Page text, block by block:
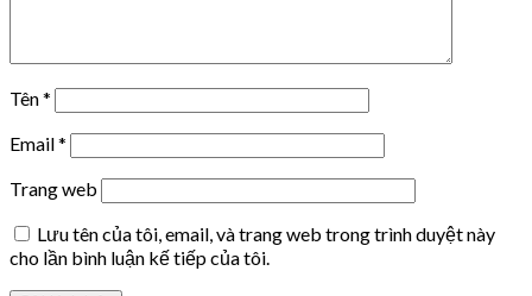
Tên*
Email*
Trang web
Lưu tên của tôi, email, và trang web trong trình duyệt này
cho lần bình luận kế tiếp của tôi.